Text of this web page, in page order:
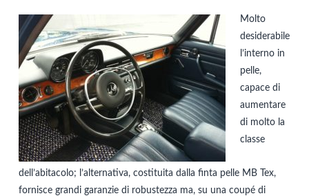
Molto
desiderabile
l’interno in
pelle,
capace di
aumentare
di molto la
classe
dell’abitacolo; l’alternativa, costituita dalla finta pelle MB Tex,
fornisce grandi garanzie di robustezza ma, su una coupé di